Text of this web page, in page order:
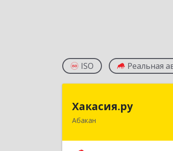
ISO Реальная
Хакасия.ру
Абакан